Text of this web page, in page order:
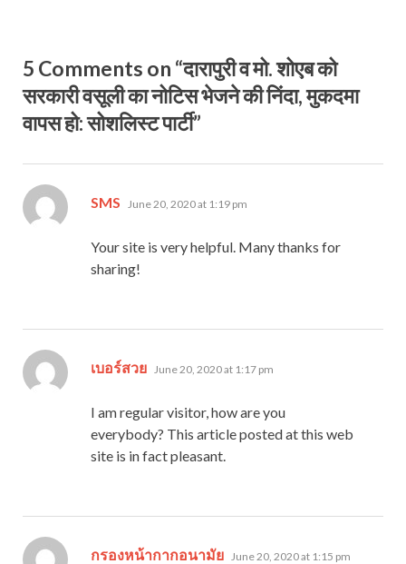
5 Comments on “दारापुरी व मो. शोएब को
सरकारी वसूली का नोटिस भेजने की निंदा, मुकदमा
वापस हो: सोशलिस्ट पार्टी”
SMS says:
June 20, 2020 at 1:19 pm
Your site is very helpful. Many thanks for
sharing!
เบอร์สวย says:
June 20, 2020 at 1:17 pm
I am regular visitor, how are you
everybody? This article posted at this web
site is in fact pleasant.
กรองหน้ากากอนามัย says:
June 20, 2020 at 1:15 pm